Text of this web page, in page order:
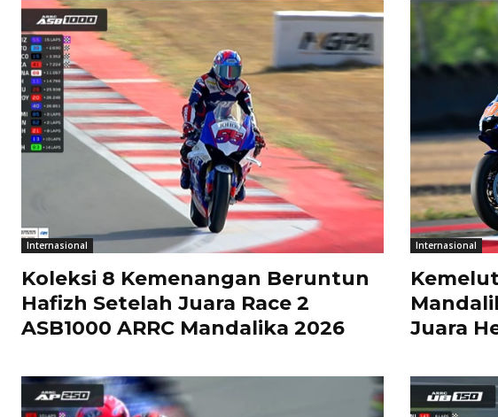
Internasional
Koleksi 8 Kemenangan Beruntun
Hafizh Setelah Juara Race 2
ASB1000 ARRC Mandalika 2026
Internasional
Kemelut
Juara